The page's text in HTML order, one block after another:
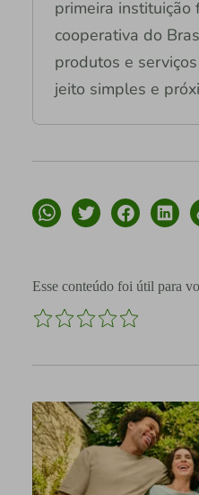
primeira instituição
cooperativa do
produtos e
jeito simples e
Esse conteúdo foi útil para